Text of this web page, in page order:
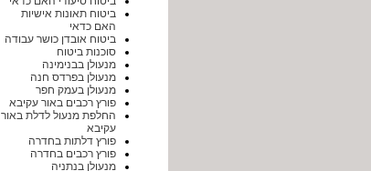
ביטוח תאונות אישיות
האם כדאי
ביטוח אובדן כושר עבודה
סוכנות ביטוח
מנעולן בבנימינה
מנעולן בפרדס חנה
מנעולן בעמק חפר
פורץ רכבים באור עקיבא
החלפת מנעול לדלת באור
עקיבא
פורץ דלתות בחדרה
פורץ רכבים בחדרה
מנעולן בנתניה